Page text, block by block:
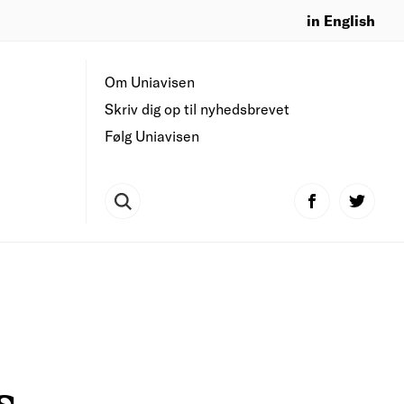
in English
Om Uniavisen
Skriv dig op til nyhedsbrevet
Følg Uniavisen